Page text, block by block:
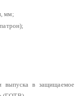
мм;
выпуска в защищаемое